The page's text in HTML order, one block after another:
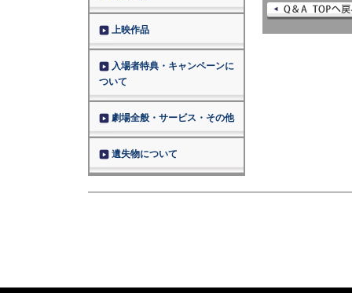
上映作品
入場者特典・キャンペーンに
ついて
劇場全般・サービス・その他
遺失物について